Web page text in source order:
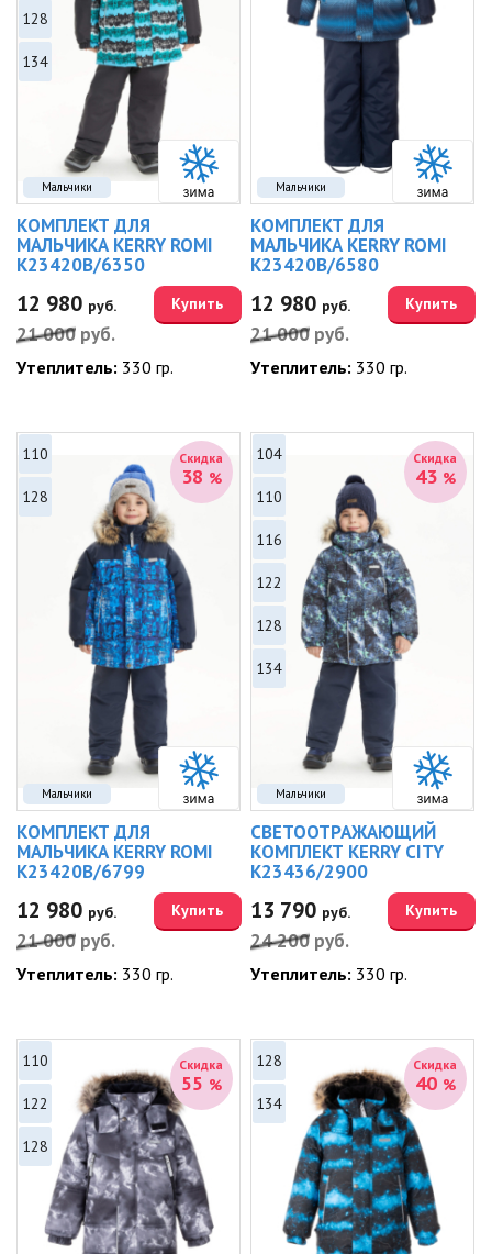
Мальчики
128
134
КОМПЛЕКТ ДЛЯ
МАЛЬЧИКА KERRY ROMI
K23420B/6350
12 980 руб.
21 000 руб.
Купить
Утеплитель: 330 гр.
Мальчики
КОМПЛЕКТ ДЛЯ
МАЛЬЧИКА KERRY ROMI
K23420B/6580
12 980 руб.
21 000 руб.
Купить
Утеплитель: 330 гр.
Мальчики
Скидка
38 %
110
128
КОМПЛЕКТ ДЛЯ
МАЛЬЧИКА KERRY ROMI
K23420B/6799
12 980 руб.
21 000 руб.
Купить
Утеплитель: 330 гр.
Мальчики
Скидка
43 %
104
110
116
122
128
134
СВЕТООТРАЖАЮЩИЙ
КОМПЛЕКТ KERRY CITY
K23436/2900
13 790 руб.
24 200 руб.
Купить
Утеплитель: 330 гр.
Скидка
55 %
110
122
128
Скидка
40 %
128
134